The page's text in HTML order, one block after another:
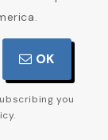
OK
you